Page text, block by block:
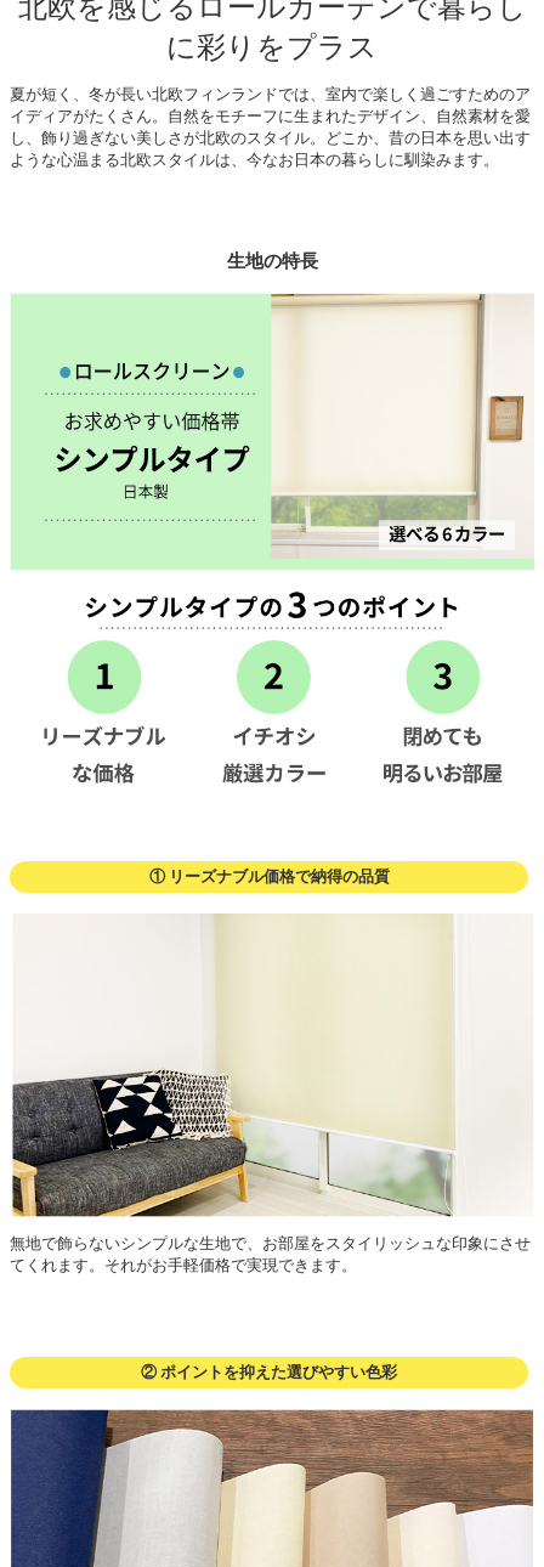
北欧を感じるロールカーテンで暮らし
に彩りをプラス
夏が短く、冬が長い北欧フィンランドでは、室内で楽しく過ごすためのア
イディアがたくさん。自然をモチーフに生まれたデザイン、自然素材を愛
し、飾り過ぎない美しさが北欧のスタイル。どこか、昔の日本を思い出す
ような心温まる北欧スタイルは、今なお日本の暮らしに馴染みます。
生地の特長
① リーズナブル価格で納得の品質
無地で飾らないシンプルな生地で、お部屋をスタイリッシュな印象にさせ
てくれます。それがお手軽価格で実現できます。
② ポイントを抑えた選びやすい色彩